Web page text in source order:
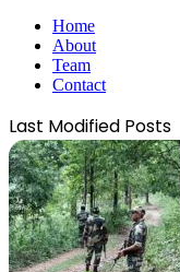
Home
About
Team
Contact
Last Modified Posts